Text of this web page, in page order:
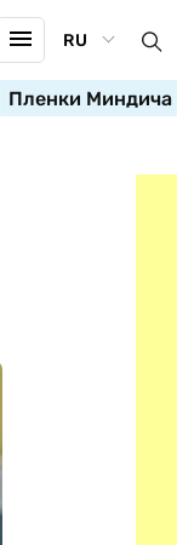
RU
Пленки Миндича